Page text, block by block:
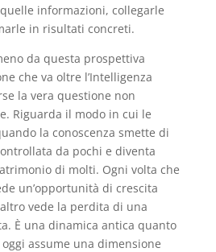
informazioni, collegarle
in risultati concreti.
da questa prospettiva
che va oltre l’Intelligenza
la vera questione non
Riguarda il modo in cui le
la conoscenza smette di
da pochi e diventa
di molti. Ogni volta che
un’opportunità di crescita
vede la perdita di una
È una dinamica antica quanto
assume una dimensione